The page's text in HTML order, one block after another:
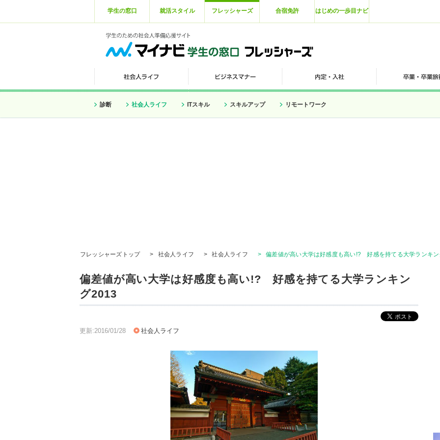
学生の窓口 就活スタイル フレッシャーズ 合宿免許 はじめの一歩目ナビ
診断 社会人ライフ ITスキル スキルアップ リモートワーク
フレッシャーズトップ > 社会人ライフ > 社会人ライフ > 偏差値が高い大学は好感度も高い!? 好感を持てる大学ランキ
偏差値が高い大学は好感度も高い!? 好感を持てる大学ランキン
グ2013
更新:2016/01/28 社会人ライフ